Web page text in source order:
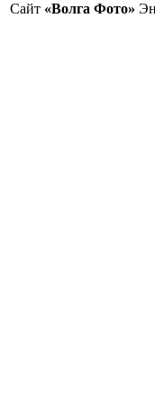
Сайт «Волга Фото»